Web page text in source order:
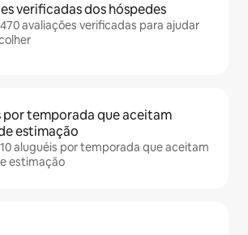
verificadas dos hóspedes
avaliações verificadas para ajudar
por temporada que aceitam
estimação
aluguéis por temporada que aceitam
estimação